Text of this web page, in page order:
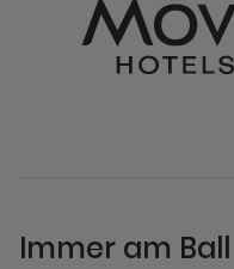
Immer am Ball